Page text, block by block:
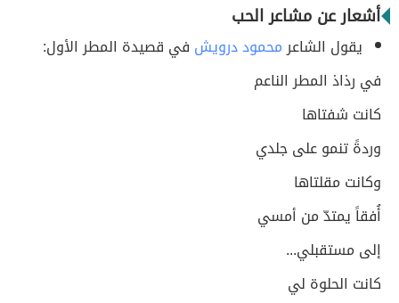
أشعار عن مشاعر الحب
يقول الشاعرمحمود درويش في قصيدة المطر الأول:
في رذاذ المطر الناعم
كانت شفتاها
وردةً تنمو على جلدي
وكانت مقلتاها
أُفقاً يمتدّ من أمسي
إلى مستقبلي...
كانت الحلوة لي